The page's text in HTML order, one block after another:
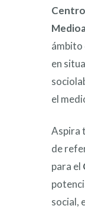
ámbito
en
el
Aspira
de
para el
social,